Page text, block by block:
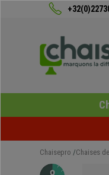
Chaisepro Chaises